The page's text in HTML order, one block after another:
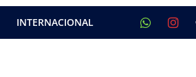
INTERNACIONAL